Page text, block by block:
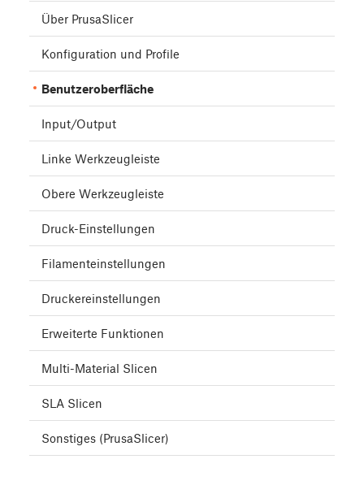
Über PrusaSlicer
Konfiguration und Profile
Benutzeroberfläche
Input/Output
Linke Werkzeugleiste
Obere Werkzeugleiste
Druck-Einstellungen
Filamenteinstellungen
Druckereinstellungen
Erweiterte Funktionen
Multi-Material Slicen
SLA Slicen
Sonstiges (PrusaSlicer)